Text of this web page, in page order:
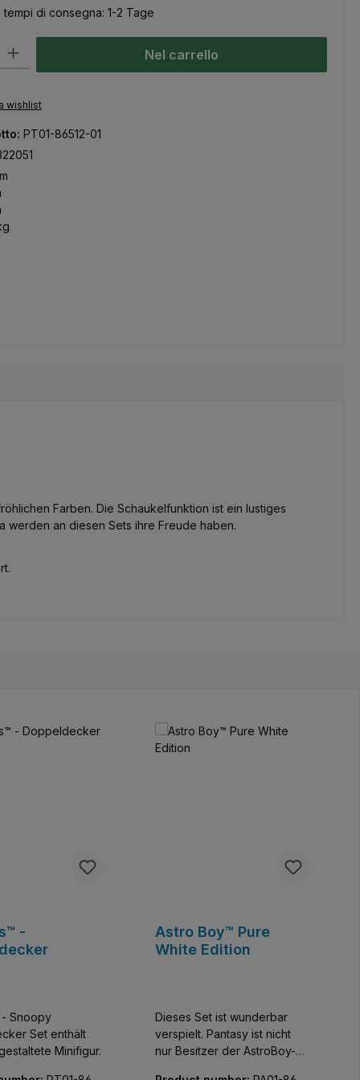
di consegna: 1-2 Tage
inserisci la quantità desiderata o usa i pulsanti per
Nel carrello
wishlist
PT01-86512-01
Farben. Die Schaukelfunktion ist ein lustiges
werden an diesen Sets ihre Freude haben.
-
Snoopy
enthält
Minifigur.
Astro Boy™ Pure
White Edition
Dieses Set ist wunderbar
verspielt. Pantasy ist nicht
nur Besitzer der AstroBoy-